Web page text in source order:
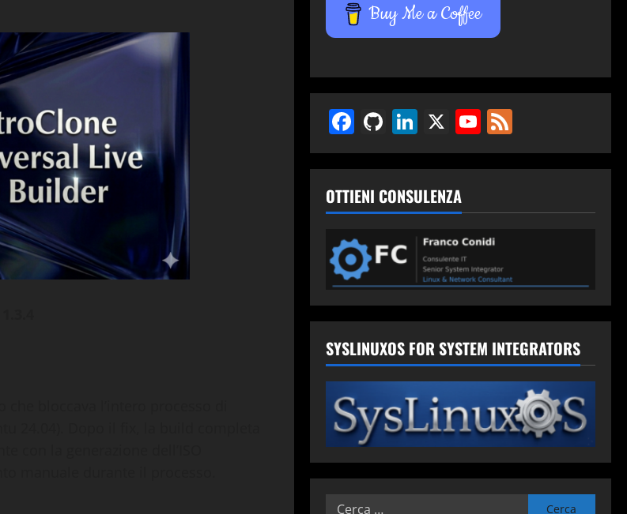
Buy Me a Coffee
Facebook
GitHub
LinkedIn
X YouTube
Feed
OTTIENI CONSULENZA
SYSLINUXOS FOR SYSTEM INTEGRATORS
Ricerca